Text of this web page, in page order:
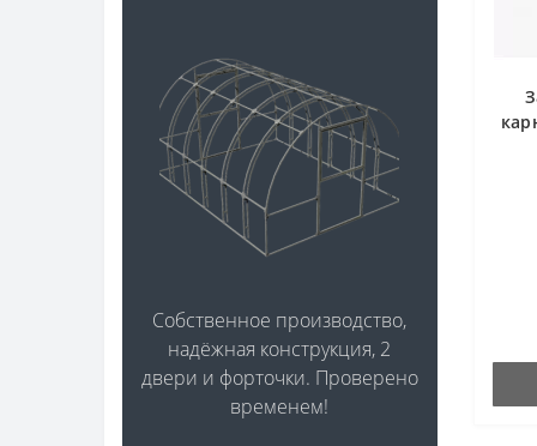
Собственное производство,
надёжная конструкция, 2
двери и форточки. Проверено
временем!